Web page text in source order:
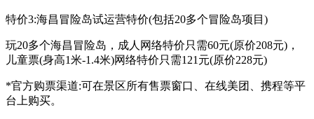
特价3:海昌冒险岛试运营特价(包括20多个冒险岛项目)
玩20多个海昌冒险岛，成人网络特价只需60元(原价208元)，
儿童票(身高1米-1.4米)网络特价只需121元(原价228元)
*官方购票渠道:可在景区所有售票窗口、在线美团、携程等平
台上购买。